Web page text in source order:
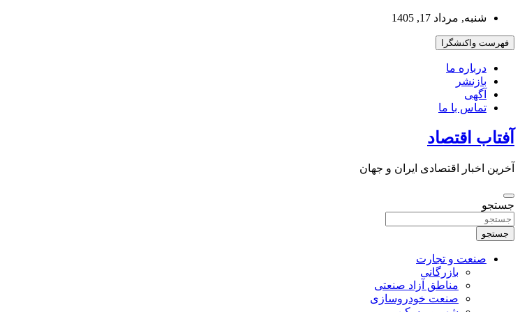
بروید
شنبه, مرداد 17, 1405
فهرست واکنشگرا
درباره ما
بازنشر
آگهی
تماس با ما
آفتاب اقتصاد
آخرین اخبار اقتصادی ایران و جهان
جستجو
جستجو
صنعت و تجارت
بازرگانی
مناطق آزاد صنعتی
صنعت خودروسازی